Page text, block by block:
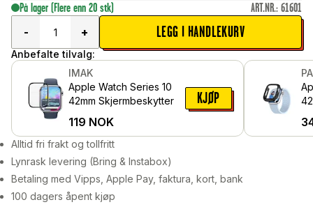
På lager (Flere enn 20 stk) ART.NR.: 61601
-
+ LEGG I HANDLEKURV
Anbefalte tilvalg:
IMAK
Apple Watch Series 10
42mm Skjermbeskytter
119 NOK
KJØP
Alltid fri frakt og tollfritt
Lynrask levering (Bring & Instabox)
Betaling med Vipps, Apple Pay, faktura, kort, bank
100 dagers åpent kjøp